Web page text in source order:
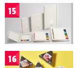
15
16